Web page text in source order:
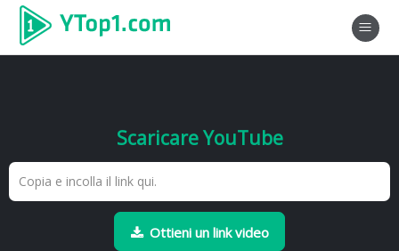
Scaricare YouTube
Ottieni un link video